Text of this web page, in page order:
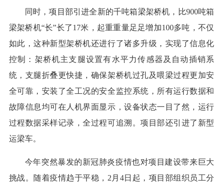
同时，项目部引进全新的千吨箱梁架桥机，比900吨箱
梁架桥机“长”长了17米，起重重量足足增加100多吨，不仅
如此，这种新型架桥机还进行了诸多升级，实现了信息化
控制：架桥机主支腿设置有水平力传感器及自动插销系
统，支腿折叠更快捷，确保架桥机过孔及喂梁过程更加安
全可靠，安装了全工况的安全监控系统，所有运行数据和
故障信息均可在人机界面显示，设备状态一目了然，运行
过程数据采样记录，全过程可追溯。项目部还引进了新型
运梁车。
今年突然暴发的新冠肺炎疫情也对项目建设带来巨大
挑战。随着疫情趋于平稳，2月4日起，项目部组织员工分